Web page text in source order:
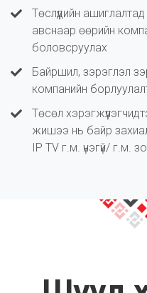
Төслүүдийн
авснаар өөрийн
боловсруулах
Байршил, зэрэглэл
компанийн
Төсөл
жишээ нь байр
IP TV г.м. үнэгүй/ г.м.